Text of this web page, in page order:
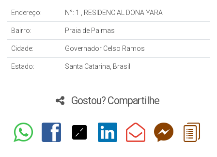
Endereço: N°: 1 , RESIDENCIAL DONA YARA
Bairro: Praia de Palmas
Cidade: Governador Celso Ramos
Estado: Santa Catarina, Brasil
Gostou? Compartilhe